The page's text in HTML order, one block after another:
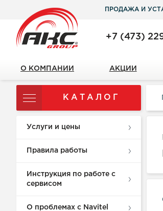
ПРОДАЖА И
+7 (473)
О КОМПАНИИ АКЦИИ
КАТАЛОГ
Услуги и цены
Правила работы
Инструкция по работе с
сервисом
О проблемах с Navitel